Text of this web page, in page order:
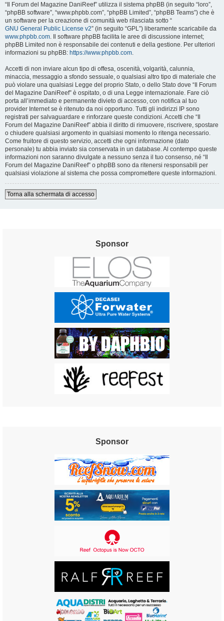
“Il Forum del Magazine DaniReef” utilizza il sistema phpBB (in seguito “loro”,
“phpBB software”, “www.phpbb.com”, “phpBB Limited”, “phpBB Teams”) che è
un software per la creazione di comunità web rilasciata sotto “
GNU General Public License v2” (in seguito “GPL”) liberamente scaricabile da
www.phpbb.com . Il software phpBB facilita le aree di discussione internet;
phpBB Limited non è responsabile dei contenuti e della gestione. Per ulteriori
informazioni su phpBB: https://www.phpbb.com
Accetti di non inviare alcun tipo di offesa, oscenità, volgarità, calunnia,
minaccia, messaggio a sfondo sessuale, o qualsiasi altro tipo di materiale che
può violare una qualsiasi Legge del proprio Stato, o dello Stato dove “Il Forum
del Magazine DaniReef” è ospitato, o di una Legge internazionale. Fare ciò
porta all’immediato e permanente divieto di accesso, con notifica al tuo
provider Internet se è ritenuto da noi opportuno. Tutti gli indirizzi IP sono
registrati per salvaguardare e rinforzare queste condizioni. Accetti che “Il
Forum del Magazine DaniReef” abbia il diritto di rimuovere, riscrivere, spostare
o chiudere qualsiasi argomento in qualsiasi momento lo ritenga necessario.
Come fruitore di questo servizio, accetti che ogni informazione (dato
personale) tu abbia inviato sia conservata in un database. Al contempo queste
informazioni non saranno divulgate a nessuno senza il tuo consenso, né “Il
Forum del Magazine DaniReef” o phpBB sono da ritenersi responsabili per
qualsiasi violazione al sistema che possa compromettere queste informazioni.
Torna alla schermata di accesso
Sponsor
Sponsor